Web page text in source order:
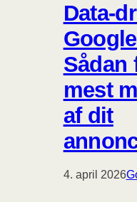
Data-
Sådan
mest
af dit
4. april 2026